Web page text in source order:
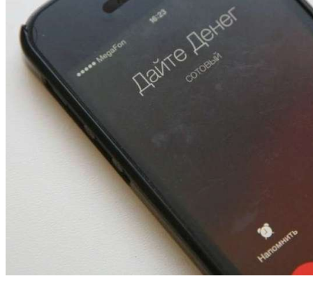
334 учреждения под контролем: в Волгограде
проверяют готовность школ и детсадов к
учебному году
13:47
Покушение на убийство в Волгограде: девушка
напала на незнакомую женщину с ножом
Сладкий праздник в Волгограде: в Центральном
парке прошёл фестиваль „Арбузный переполох“